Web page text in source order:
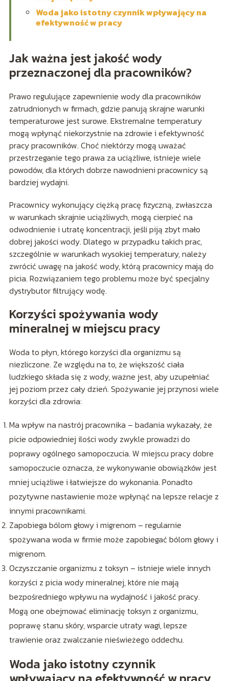
Woda jako istotny czynnik wpływający na
efektywność w pracy
Jak ważna jest jakość wody
przeznaczonej dla pracowników?
Prawo regulujące zapewnienie wody dla pracowników
zatrudnionych w firmach, gdzie panują skrajne warunki
temperaturowe jest surowe. Ekstremalne temperatury
mogą wpłynąć niekorzystnie na zdrowie i efektywność
pracy pracowników. Choć niektórzy mogą uważać
przestrzeganie tego prawa za uciążliwe, istnieje wiele
powodów, dla których dobrze nawodnieni pracownicy są
bardziej wydajni.
Pracownicy wykonujący ciężką pracę fizyczną, zwłaszcza
w warunkach skrajnie uciążliwych, mogą cierpieć na
odwodnienie i utratę koncentracji, jeśli piją zbyt mało
dobrej jakości wody. Dlatego w przypadku takich prac,
szczególnie w warunkach wysokiej temperatury, należy
zwrócić uwagę na jakość wody, którą pracownicy mają do
picia. Rozwiązaniem tego problemu może być specjalny
dystrybutor filtrujący wodę.
Korzyści spożywania wody
mineralnej w miejscu pracy
Woda to płyn, którego korzyści dla organizmu są
niezliczone. Ze względu na to, że większość ciała
ludzkiego składa się z wody, ważne jest, aby uzupełniać
jej poziom przez cały dzień. Spożywanie jej przynosi wiele
korzyści dla zdrowia:
Ma wpływ na nastrój pracownika – badania wykazały, że
picie odpowiedniej ilości wody zwykle prowadzi do
poprawy ogólnego samopoczucia. W miejscu pracy dobre
samopoczucie oznacza, że wykonywanie obowiązków jest
mniej uciążliwe i łatwiejsze do wykonania. Ponadto
pozytywne nastawienie może wpłynąć na lepsze relacje z
innymi pracownikami.
Zapobiega bólom głowy i migrenom – regularnie
spożywana woda w firmie może zapobiegać bólom głowy i
migrenom.
Oczyszczanie organizmu z toksyn – istnieje wiele innych
korzyści z picia wody mineralnej, które nie mają
bezpośredniego wpływu na wydajność i jakość pracy.
Mogą one obejmować eliminację toksyn z organizmu,
poprawę stanu skóry, wsparcie utraty wagi, lepsze
trawienie oraz zwalczanie nieświeżego oddechu.
Woda jako istotny czynnik